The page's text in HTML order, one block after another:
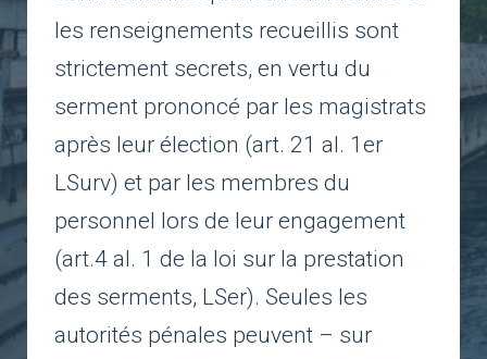
les renseignements recueillis sont
strictement secrets, en vertu du
serment prononcé par les magistrats
après leur élection (art. 21 al. 1er
LSurv) et par les membres du
personnel lors de leur engagement
(art.4 al. 1 de la loi sur la prestation
des serments, LSer). Seules les
autorités pénales peuvent – sur